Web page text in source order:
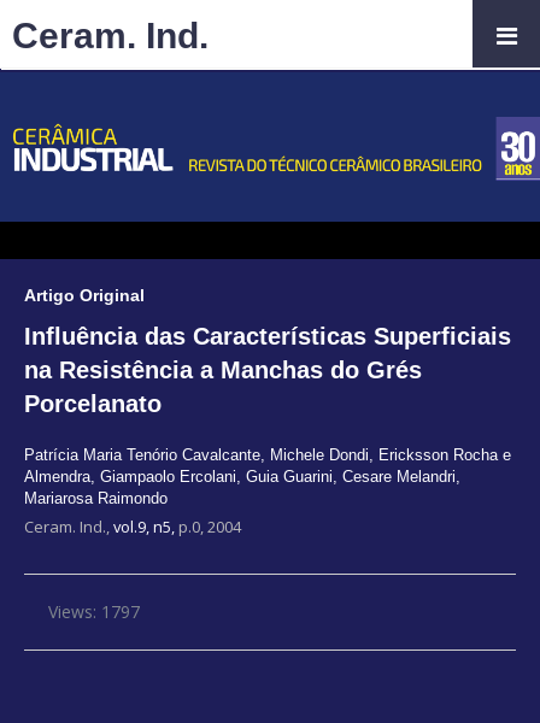
Artigo Original
Influência das Características Superficiais
na Resistência a Manchas do Grés
Porcelanato
Patrícia Maria Tenório Cavalcante, Michele Dondi, Ericksson Rocha e
Almendra, Giampaolo Ercolani, Guia Guarini, Cesare Melandri,
Mariarosa Raimondo
Ceram. Ind.,vol.9, n5, p.0, 2004
Views: 1797
Ceram. Ind.